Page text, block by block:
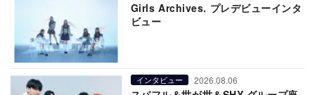
Girls Archives. プレデビューインタ
ビュー
インタビュー 2026.08.06